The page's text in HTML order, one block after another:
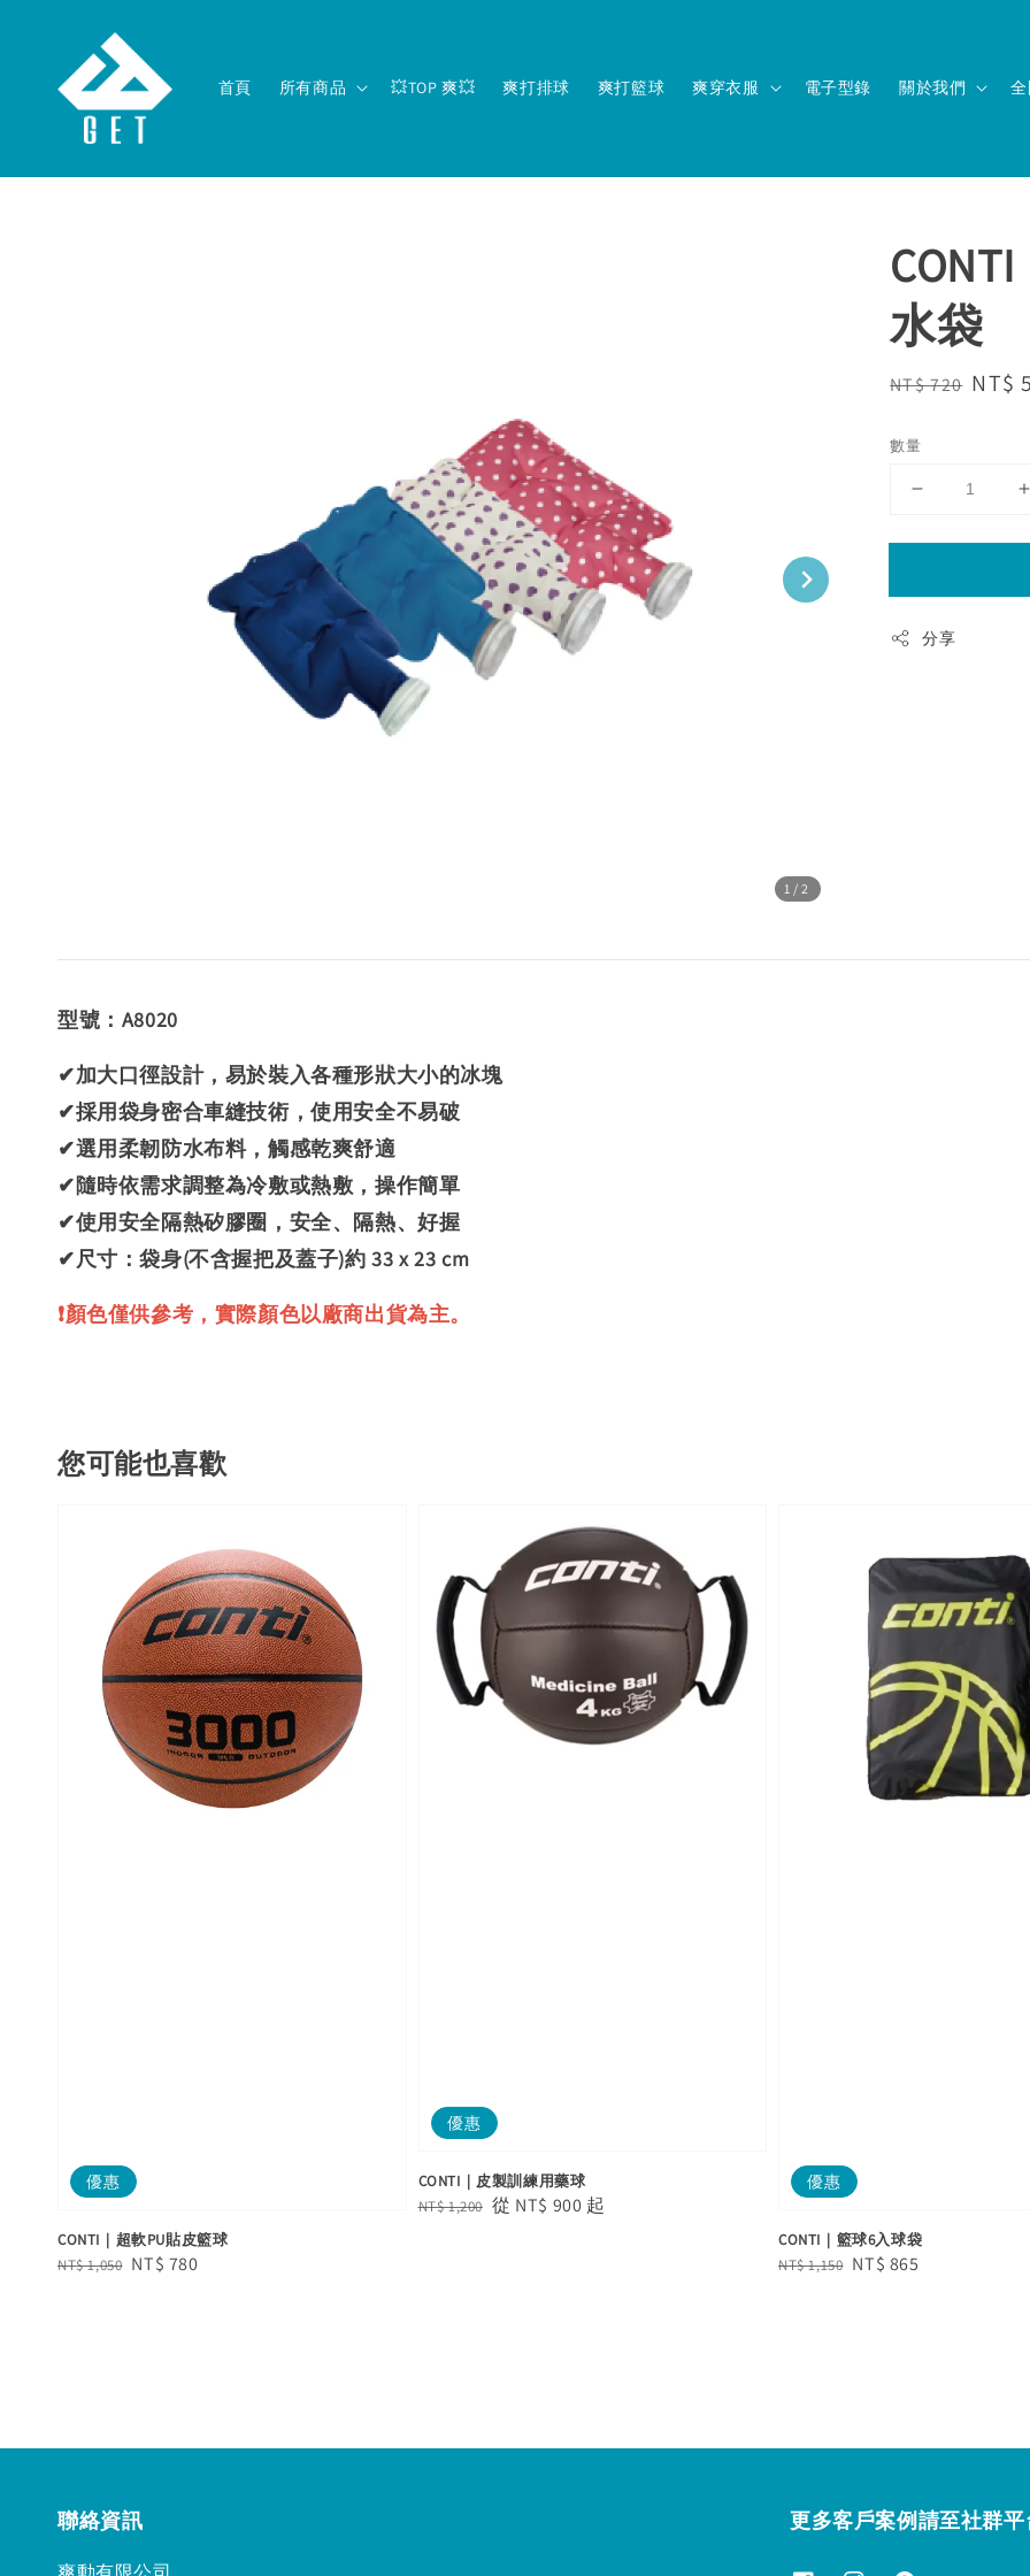
首頁 所有商品 💥TOP 爽💥 爽打排球 爽打籃球 爽穿衣服 電子型錄 關於我們
1 /2
水袋
Regular
NT$ 720 Sale
NT$
數量
分享
型號：A8020
✔加大口徑設計，易於裝入各種形狀大小的冰塊
✔採用袋身密合車縫技術，使用安全不易破
✔選用柔韌防水布料，觸感乾爽舒適
✔隨時依需求調整為冷敷或熱敷，操作簡單
✔使用安全隔熱矽膠圈，安全、隔熱、好握
✔尺寸：袋身(不含握把及蓋子)約 33 x 23 cm
❗顏色僅供參考，實際顏色以廠商出貨為主。
您可能也喜歡
優惠
CONTI｜超軟PU貼皮籃球
Regular
NT$ 1,050 Sale
NT$ 780
優惠
CONTI｜皮製訓練用藥球
Regular
NT$ 1,200 Sale
從 NT$ 900 起
優惠
CONTI｜籃球6入球袋
Regular
NT$ 1,150 Sale
NT$ 865
聯絡資訊 更多客戶案例請至社群平